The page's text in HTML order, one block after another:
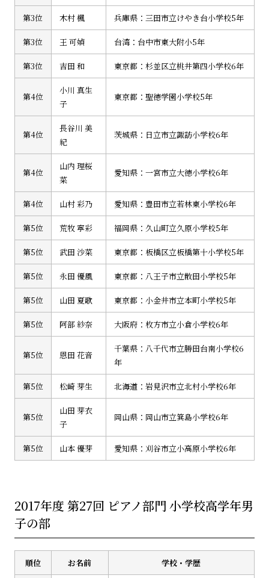
第3位 木村 楓 兵庫県：三田市立けやき台小学校5年
第3位 王 可媜 台湾：台中市東大附小5年
第3位 吉田 和 東京都：杉並区立桃井第四小学校6年
第4位
小川 真生
子
東京都：聖徳学園小学校5年
第4位
長谷川 美
紀
茨城県：日立市立諏訪小学校6年
第4位
山内 理桜
菜
愛知県：一宮市立大徳小学校6年
第4位 山村 彩乃 愛知県：豊田市立若林東小学校6年
第5位 荒牧 寧彩 福岡県：久山町立久原小学校5年
第5位 武田 沙菜 東京都：板橋区立板橋第十小学校5年
第5位 永田 優風 東京都：八王子市立散田小学校5年
第5位 山田 夏歌 東京都：小金井市立本町小学校5年
第5位 阿部 紗奈 大阪府：枚方市立小倉小学校6年
第5位 恩田 花音
千葉県：八千代市立勝田台南小学校6
年
第5位 松崎 芽生 北海道：岩見沢市立北村小学校6年
第5位
山田 芽衣
子
岡山県：岡山市立箕島小学校6年
第5位 山本 優芽 愛知県：刈谷市立小高原小学校6年
2017年度 第27回 ピアノ部門 小学校高学年男
子の部
順位 お名前 学校・学歴